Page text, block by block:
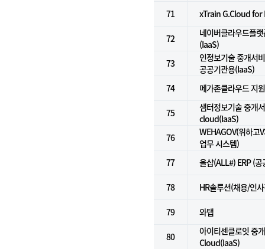
71 xTrain G.Cloud for
72
네이버클라우드플
(IaaS)
73
인정보기술 중개서
공공기관용(IaaS)
74
메가존클라우드 지
75
샘터정보기술 중개
cloud(IaaS)
76
WEHAGOV(위하고
업무 시스템)
77
올샵(ALL#) ERP (
78 HR솔루션(채용/인
79 와탭
80
아이티센클로잇 중
Cloud(IaaS)